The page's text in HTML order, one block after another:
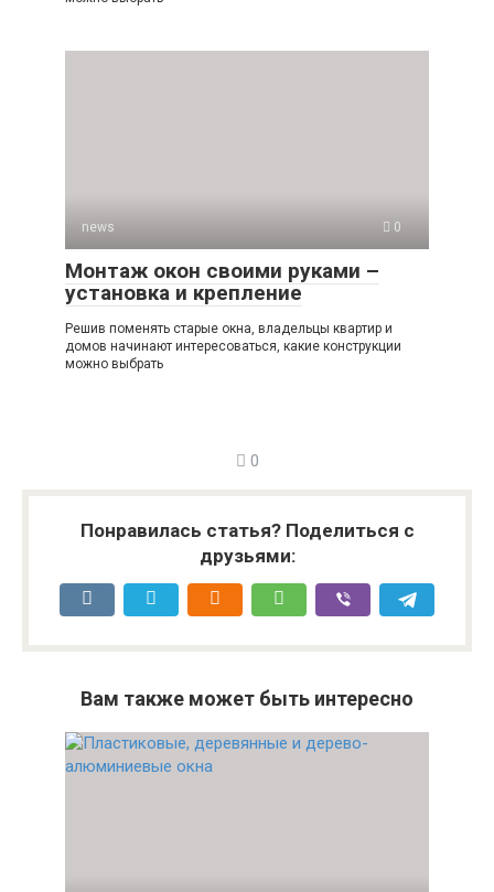
news 0
Монтаж окон своими руками –
установка и крепление
Решив поменять старые окна, владельцы квартир и
домов начинают интересоваться, какие конструкции
можно выбрать
0
Понравилась статья? Поделиться с
друзьями:
Вам также может быть интересно